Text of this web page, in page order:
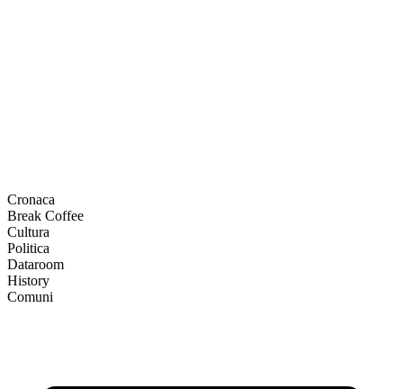
Cronaca
Break Coffee
Cultura
Politica
Dataroom
History
Comuni